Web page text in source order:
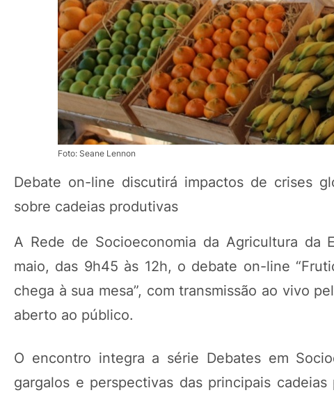
Foto: Seane Lennon
Debate on-line discutirá impactos de crises
sobre cadeias produtivas
A Rede de Socioeconomia da Agricultura da
maio, das 9h45 às 12h, o debate on-line
chega à sua mesa”, com transmissão ao vivo
aberto ao público.
O encontro integra a série Debates em
gargalos e perspectivas das principais